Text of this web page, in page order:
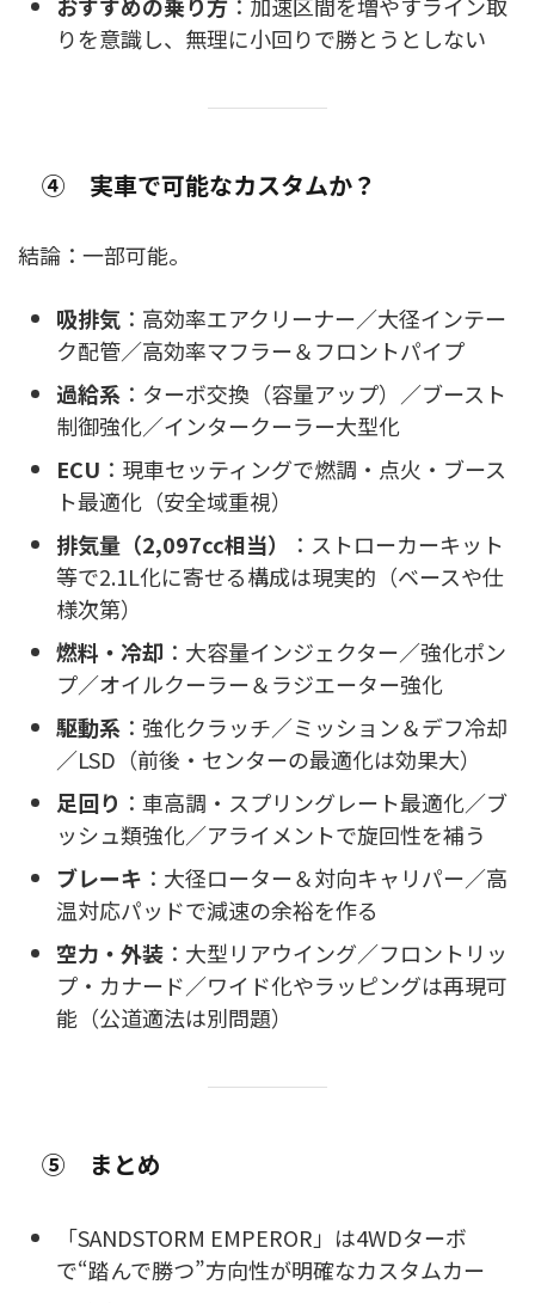
りを意識し、無理に小回りで勝とうとしない
④ 実車で可能なカスタムか？
結論：一部可能。
吸排気 ：高効率エアクリーナー／大径インテー
ク配管／高効率マフラー＆フロントパイプ
過給系 ：ターボ交換（容量アップ）／ブースト
制御強化／インタークーラー大型化
ECU ：現車セッティングで燃調・点火・ブース
ト最適化（安全域重視）
排気量（2,097cc相当）
：ストローカーキット
等で2.1L化に寄せる構成は現実的（ベースや仕
様次第）
燃料・冷却 ：大容量インジェクター／強化ポン
プ／オイルクーラー＆ラジエーター強化
駆動系 ：強化クラッチ／ミッション＆デフ冷却
／LSD（前後・センターの最適化は効果大）
足回り ：車高調・スプリングレート最適化／ブ
ッシュ類強化／アライメントで旋回性を補う
ブレーキ ：大径ローター＆対向キャリパー／高
温対応パッドで減速の余裕を作る
空力・外装 ：大型リアウイング／フロントリッ
プ・カナード／ワイド化やラッピングは再現可
能（公道適法は別問題）
⑤ まとめ
「SANDSTORM EMPEROR」は4WDターボ
で“踏んで勝つ”方向性が明確なカスタムカー